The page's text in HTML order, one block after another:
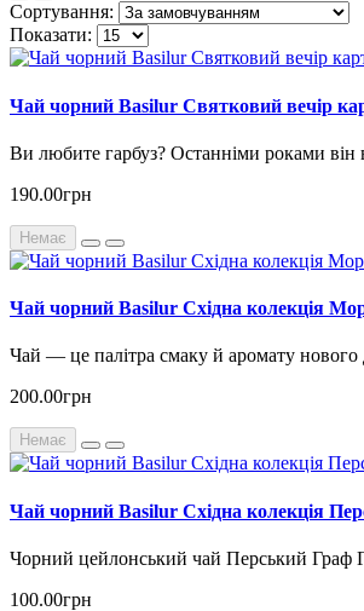
Сортування:
Показати:
Чай чорний Basilur Святковий вечір
Ви любите гарбуз? Останніми роками він
190.00грн
Немає
Чай чорний Basilur Східна колекція
Чай — це палітра смаку й аромату
200.00грн
Немає
Чай чорний Basilur Східна колекція
Чорний цейлонський чай Перський Граф
100.00грн